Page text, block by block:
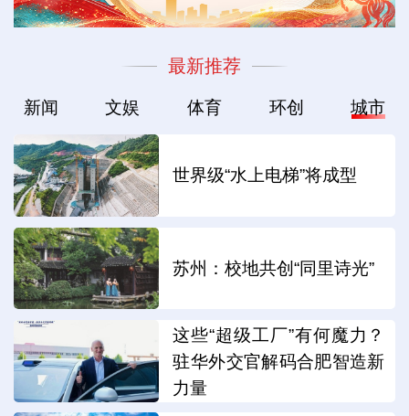
最新推荐
新闻 文娱 体育 环创 城市
世界级“水上电梯”将成型
苏州：校地共创“同里诗光”
这些“超级工厂”有何魔力？
驻华外交官解码合肥智造新
力量